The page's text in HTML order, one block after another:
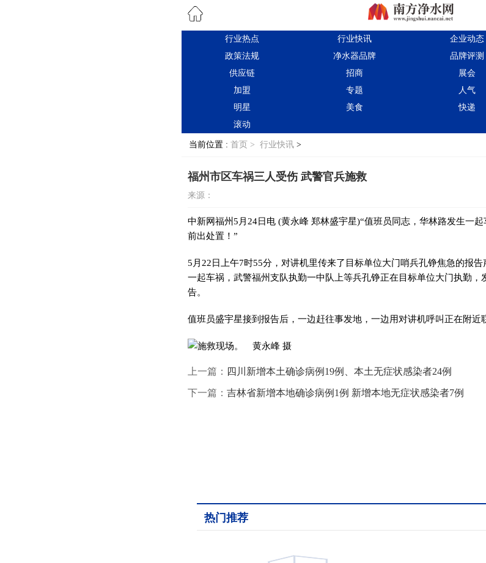
行业热点 行业快讯 企业动态
政策法规
净水器品牌 品牌评测
供应链
招商 展会
加盟
专题 人气
明星
美食 快递
滚动
当前位置 : 首页 > 行业快讯 >
福州市区车祸三人受伤 武警官兵施救
来源：
中新网福州5月24日电 (黄永峰 郑林盛宇星)“值班员同志，华林路发生一
前出处置！”
5月22日上午7时55分，对讲机里传来了目标单位大门哨兵孔铮焦急的报
一起车祸，武警福州支队执勤一中队上等兵孔铮正在目标单位大门执勤，
告。
值班员盛宇星接到报告后，一边赶往事发地，一边用对讲机呼叫正在附近
上一篇： 四川新增本土确诊病例19例、本土无症状感染者24例
下一篇： 吉林省新增本地确诊病例1例 新增本地无症状感染者7例
热门推荐